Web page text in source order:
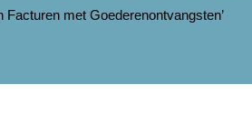
Facturen met Goederenontvangsten’